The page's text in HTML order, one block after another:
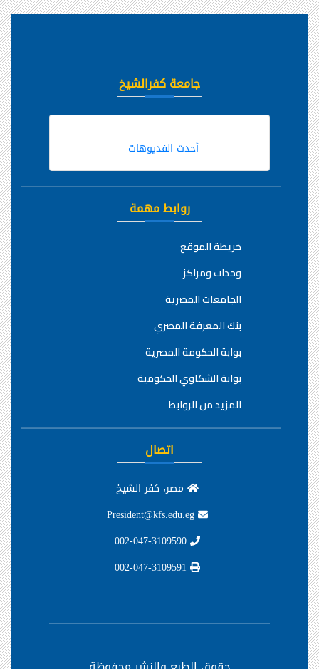
جامعة كفرالشيخ
أحدث الفديوهات
روابط مهمة
خريطة الموقع
وحدات ومراكز
الجامعات المصرية
بنك المعرفة المصري
بوابة الحكومة المصرية
بوابة الشكاوي الحكومية
المزيد من الروابط
اتصال
مصر، كفر الشيخ